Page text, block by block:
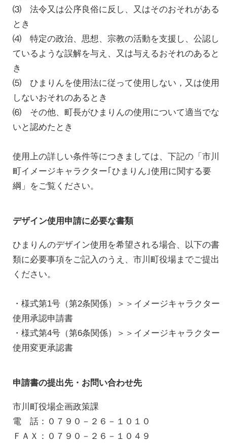
⑶ 法令又は公序良俗に反し、又はそのおそれがある
とき
⑷ 特定の政治、思想、宗教の活動を支援し、公認し
ているような誤解を与え、又は与えるおそれのあると
き
⑸ ひまりんを使用法に従って使用しない，又は使用
しないおそれのあるとき
⑹ その他、町長がひまりんの使用について適当でな
いと認めたとき
使用上の詳しい条件等につきましては、下記の「市川
町イメージキャラクター｢ひまりん｣使用に関する要
綱」をご覧ください。
デザイン使用申請に必要な書類
ひまりんのデザイン使用を希望される場合、以下の書
類に必要事項をご記入のうえ、市川町役場までご提出
ください。
・様式第1号（第2条関係）＞＞イメージキャラクター
使用承認申請書
・様式第4号（第6条関係）＞＞イメージキャラクター
使用変更承認書
申請書の提出先・お問い合わせ先
市川町役場企画政策課
電 話：０７９０－２６－１０１０
ＦＡＸ：０７９０－２６－１０４９